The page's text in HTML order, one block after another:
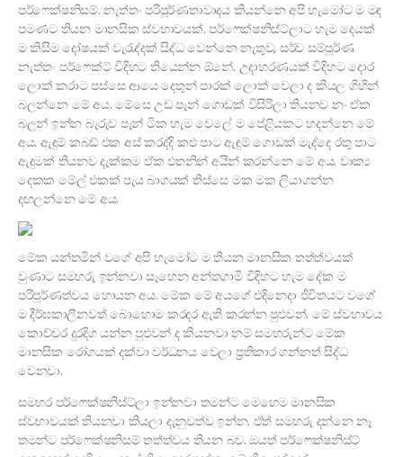
පර්ෆෙක්ෂනිසම්. නැත්තං පරිපූර්ණතාවාදය කියන්නෙ අපි හැමෝට ම මඳ
පමණට තියන මානසික ස්වභාවයක්. පර්ෆෙක්ෂනිස්ට්ලාට හැම දෙයක්
ම කිසිම දෝෂයක් වැරැද්දක් සිද්ධ වෙන්නෙ නැතුව, සර්ව සම්පූර්ණ
නැත්තං පර්ෆෙක්ට් විදිහට තියෙන්න ඕනේ. උදාහරණයක් විදිහට දොර
ලොක් කරාට පස්සෙ ආයෙ දෙතුන් පාරක් ලොක් වෙලා ද කියල ගිහින්
බලන්නෙ මේ අය. මේසෙ උඩ පෑන් ගොඩක් විසිරිලා තියනව නං ඒක
බලන් ඉන්න බැරුව පෑන් ටික හැම වෙලේ ම පේළියකට හදන්නෙ මේ
අය. ඇඳුම් කබඩ් එක අස් කරද්දි කළු පාට ඇඳුම් ගොඩක් මැද්දෙ රතු පාට
ඇඳුමක් තියනව දැක්කම ඒක එතනින් අයින් කරන්නෙ මේ අය. වාක්‍ය
දෙකක මේල් එකක් පැය බාගයක් තිස්සෙ මක මක ලියාගන්න
දඟලන්නෙ මේ අය.
මේක යන්තමින් වගේ අපි හැමෝට ම තියන මානසික තත්ත්වයක්
වුණාට සමහරු ඉන්නවා සෑහෙන අන්තගාමී විදිහට හැම දේක ම
පරිපූර්ණත්වය හොයන අය. මේක මේ අයගේ එදිනෙදා ජීවිතයට වගේ
ම දීර්ඝකාලීනවත් බොහොම කරදර ඇති කරන්න පුළුවන්. මේ ස්වභාවය
කොච්චර දුරදිග යන්න පුළුවන් ද කියනවා නම් සමහරුන්ට මේක
මානසික රෝගයක් දක්වා වර්ධනය වෙලා ප්‍රතිකාර ගන්නත් සිද්ධ
වෙනවා.
සමහර පර්ෆෙක්ෂනිස්ට්ලා ඉන්නවා තමන්ට මෙහෙම මානසික
ස්වභාවයක් තියනවා කියලා දැනුවත්ව ඉන්න. ඒත් සමහරු දන්නෙ නෑ
තමන්ට පර්ෆෙක්ෂනිසම් තත්ත්වය තියන බව. ඔයත් පර්ෆෙක්ෂනිස්ට්